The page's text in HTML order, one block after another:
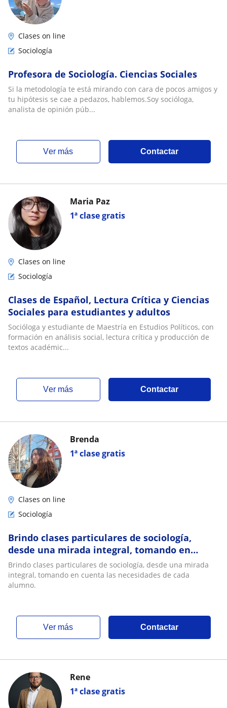
Clases on line
Sociología
Profesora de Sociología. Ciencias Sociales
Si la metodología te está mirando con cara de pocos amigos y
tu hipótesis se cae a pedazos, hablemos.Soy socióloga,
analista de opinión púb...
ver más Contactar
1ª clase gratis
Maria Paz
Clases on line
Sociología
Clases de Español, Lectura Crítica y Ciencias
Sociales para estudiantes y adultos
Socióloga y estudiante de Maestría en Estudios Políticos, con
formación en análisis social, lectura crítica y producción de
textos académic...
ver más Contactar
1ª clase gratis
Brenda
Clases on line
Sociología
Brindo clases particulares de sociología,
desde una mirada integral, tomando en
cuenta las necesidades de cada alumno
Brindo clases particulares de sociología, desde una mirada
integral, tomando en cuenta las necesidades de cada
alumno.
ver más Contactar
1ª clase gratis
Rene